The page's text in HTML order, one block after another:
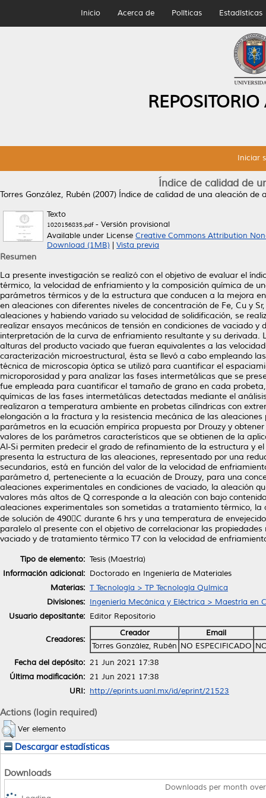
Inicio Acerca de Políticas Estadísticas
Iniciar
Índice de calidad de
Torres González, Rubén (2007) Índice de calidad de una aleación de
Texto
1020156835.pdf- Versión provisional
Available under License Creative Commons Attribution
Download (1MB)
Vista previa
Resumen
La presente investigación se realizó con el objetivo de evaluar el
térmico, la velocidad de enfriamiento y la composición química de
parámetros térmicos y de la estructura que conducen a la mejora
en aleaciones con diferentes niveles de concentración de Fe, Cu y
aleaciones y habiendo variado su velocidad de solidificación, se
realizar ensayos mecánicos de tensión en condiciones de vaciado
interpretación de la curva de enfriamiento resultante y su
alturas del producto vaciado que fueran equivalentes a las
caracterización microestructural, ésta se llevó a cabo empleando
técnica de microscopia óptica se utilizó para cuantificar el
microporosidad y para analizar las fases intermetálicas que se
fue empleada para cuantificar el tamaño de grano en cada
químicas de las fases intermetálicas detectadas mediante el
realizaron a temperatura ambiente en probetas cilíndricas con
elongación a la fractura y la resistencia mecánica de las
parámetros en la ecuación empírica propuesta por Drouzy y
valores de los parámetros característicos que se obtienen de la
Al-Si permiten predecir el grado de refinamiento de la estructura y
presenta la estructura de las aleaciones, representado por una
secundarios, está en función del valor de la velocidad de
parámetro d, perteneciente a la ecuación de Drouzy, para una
aleaciones experimentales en condiciones de vaciado, la aleación
valores más altos de Q corresponde a la aleación con bajo
aleaciones experimentales son sometidas a tratamiento térmico,
de solución de 490C durante 6 hrs y una temperatura de
paralelo al presente con el objetivo de correlacionar las
vaciado y de tratamiento térmico T7 con la velocidad de
Tipo de elemento: Tesis (Maestría)
Información adicional: Doctorado en Ingeniería de Materiales
Materias: T Tecnología > TP Tecnología Química
Divisiones: Ingeniería Mecánica y Eléctrica > Maestría en
Usuario depositante: Editor Repositorio
Creadores:
Creador
Email
Torres González, Rubén NO ESPECIFICADO
Fecha del depósito: 21 Jun 2021 17:38
Última modificación: 21 Jun 2021 17:38
URI: http://eprints.uanl.mx/id/eprint/21523
Actions (login required)
Ver elemento
Descargar estadísticas
Downloads
Downloads per month